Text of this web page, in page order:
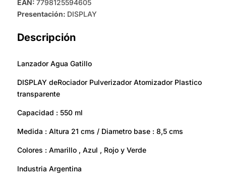
EAN: 7798125594605
Presentación: DISPLAY
Descripción
Lanzador Agua Gatillo
DISPLAY deRociador Pulverizador Atomizador Plastico
transparente
Capacidad : 550 ml
Medida : Altura 21 cms / Diametro base : 8,5 cms
Colores : Amarillo , Azul , Rojo y Verde
Industria Argentina